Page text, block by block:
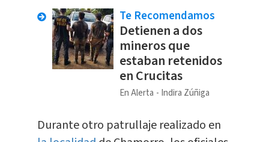
Te Recomendamos
Detienen a dos
mineros que
estaban retenidos
en Crucitas
En Alerta Indira Zúñiga
Durante otro patrullaje realizado en